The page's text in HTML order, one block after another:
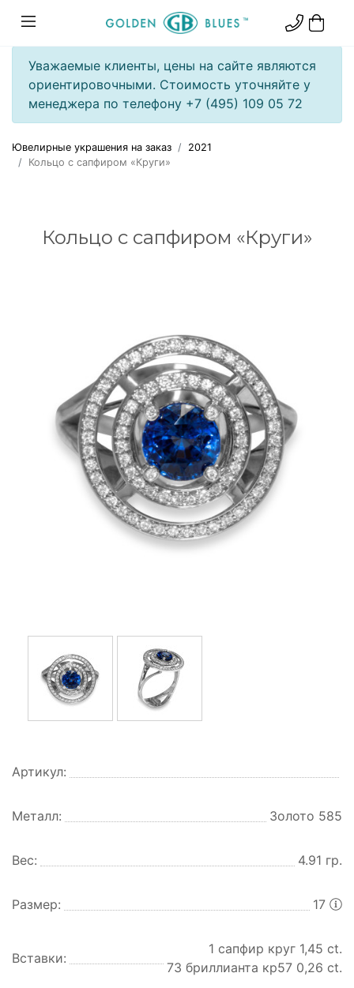
Уважаемые клиенты, цены на сайте являются
ориентировочными. Стоимость уточняйте у
менеджера по телефону +7 (495) 109 05 72
Ювелирные украшения на заказ
2021
Кольцо с сапфиром «Круги»
Кольцо с сапфиром «Круги»
Артикул:
Металл: Золото 585
Вес: 4.91 гр.
Размер: 17
Вставки:
1 сапфир круг 1,45 ct.
73 бриллианта кр57 0,26 ct.